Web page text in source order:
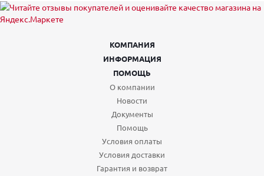
КОМПАНИЯ
ИНФОРМАЦИЯ
ПОМОЩЬ
О компании
Новости
Документы
Помощь
Условия оплаты
Условия доставки
Гарантия и возврат